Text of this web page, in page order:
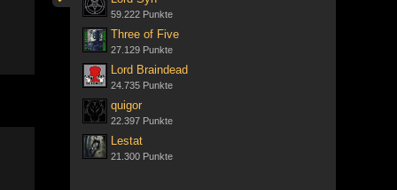
59.222 Punkte
Three of Five
27.129 Punkte
Lord Braindead
24.735 Punkte
quigor
22.397 Punkte
Lestat
21.300 Punkte